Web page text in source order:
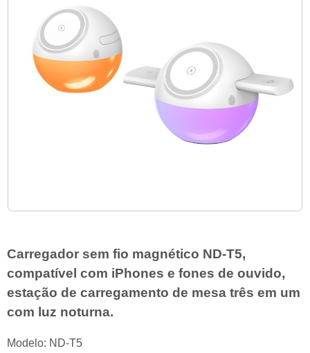
Carregador sem fio magnético ND-T5,
compatível com iPhones e fones de ouvido,
estação de carregamento de mesa três em um
com luz noturna.
Modelo: ND-T5